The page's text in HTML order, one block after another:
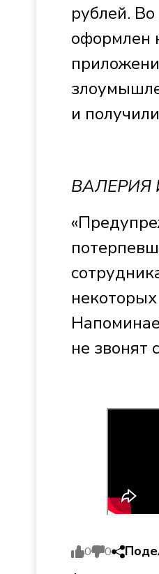
рублей.
оформлен
и
ВАЛЕРИЯ
не звонят
0 0